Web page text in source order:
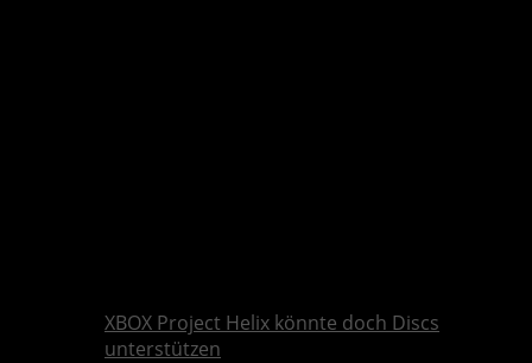
XBOX Project Helix könnte doch Discs
unterstützen